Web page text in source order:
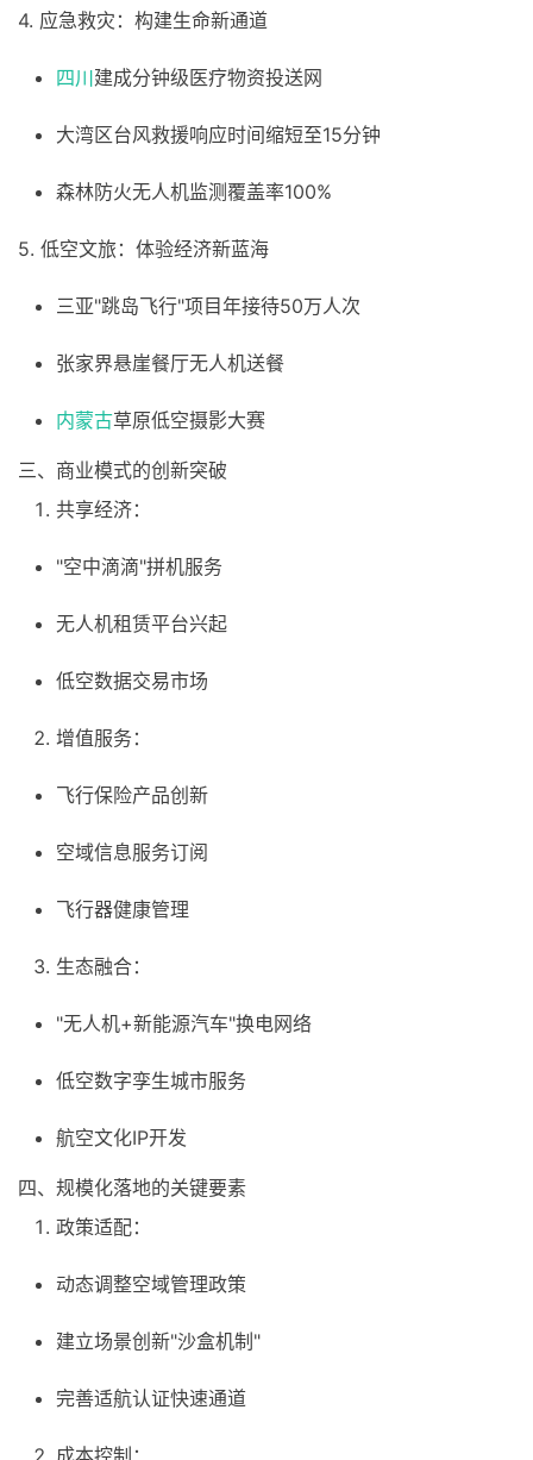
4. 应急救灾：构建生命新通道
四川建成分钟级医疗物资投送网
大湾区台风救援响应时间缩短至15分钟
森林防火无人机监测覆盖率100%
5. 低空文旅：体验经济新蓝海
三亚"跳岛飞行"项目年接待50万人次
张家界悬崖餐厅无人机送餐
内蒙古草原低空摄影大赛
三、商业模式的创新突破
共享经济：
"空中滴滴"拼机服务
无人机租赁平台兴起
低空数据交易市场
增值服务：
飞行保险产品创新
空域信息服务订阅
飞行器健康管理
生态融合：
"无人机+新能源汽车"换电网络
低空数字孪生城市服务
航空文化IP开发
四、规模化落地的关键要素
政策适配：
动态调整空域管理政策
建立场景创新"沙盒机制"
完善适航认证快速通道